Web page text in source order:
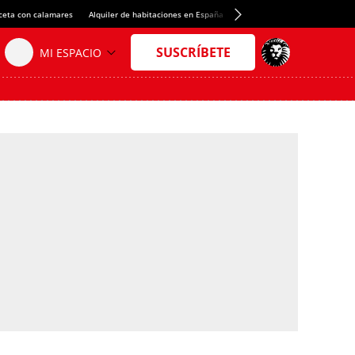
con calamares Alquiler de habitaciones en España Crédito del Spotify Camp Nou